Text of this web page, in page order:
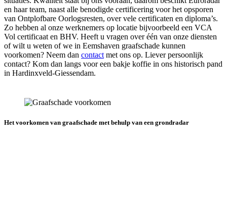
en haar team, naast alle benodigde certificering voor het opsporen
van Ontplofbare Oorlogsresten, over vele certificaten en diploma’s.
Zo hebben al onze werknemers op locatie bijvoorbeeld een VCA
Vol certificaat en BHV. Heeft u vragen over één van onze diensten
of wilt u weten of we in Eemshaven graafschade kunnen
voorkomen? Neem dan contactmet ons op. Liever persoonlijk
contact? Kom dan langs voor een bakje koffie in ons historisch pand
in Hardinxveld-Giessendam.
Het voorkomen van graafschade met behulp van een grondradar